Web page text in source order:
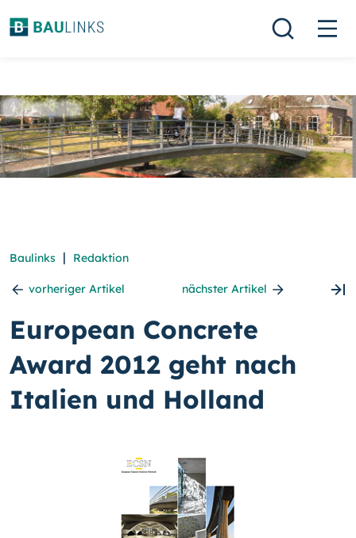
Baulinks | Redaktion
vorheriger Artikel nächster Artikel
European Concrete
Award 2012 geht nach
Italien und Holland